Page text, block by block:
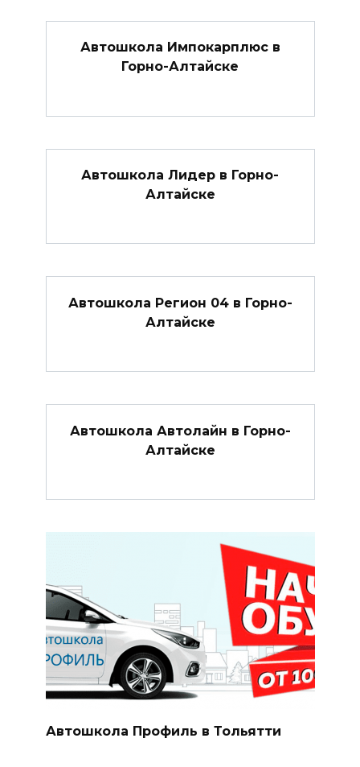
Автошкола Импокарплюс в
Горно-Алтайске
Автошкола Лидер в Горно-
Алтайске
Автошкола Регион 04 в Горно-
Алтайске
Автошкола Автолайн в Горно-
Алтайске
Автошкола Профиль в Тольятти